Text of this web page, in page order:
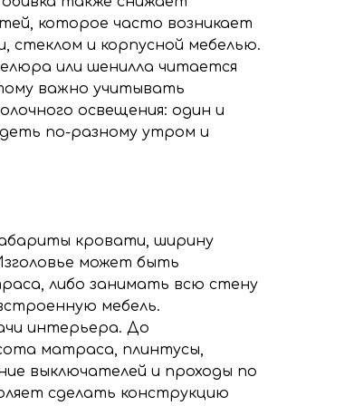
которое часто возникает
стеклом и корпусной мебелью.
или шенилла читается
важно учитывать
освещения: один и
по-разному утром и
кровати, ширину
может быть
либо занимать всю стену
мебель.
интерьера. До
матраса, плинтусы,
выключателей и проходы по
сделать конструкцию